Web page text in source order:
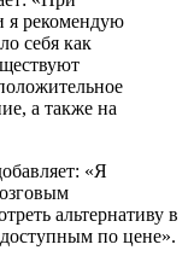
я рекомендую
себя как
а также на
«Я
альтернативу в
по цене».